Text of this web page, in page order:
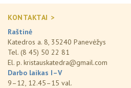
KONTAKTAI >
Raštinė
Katedros a. 8, 35240 Panevėžys
Tel. (8 45) 50 22 81
El. p. kristauskatedra@gmail.com
Darbo laikas I–V
9–12, 12.45–15 val.